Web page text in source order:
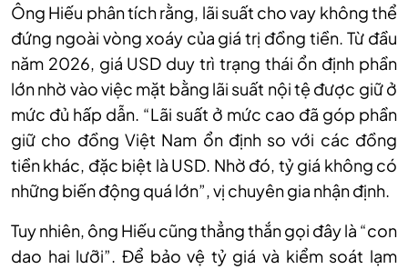
Ông Hiếu phân tích rằng, lãi suất cho vay không thể
đứng ngoài vòng xoáy của giá trị đồng tiền. Từ đầu
năm 2026, giá USD duy trì trạng thái ổn định phần
lớn nhờ vào việc mặt bằng lãi suất nội tệ được giữ ở
mức đủ hấp dẫn. “Lãi suất ở mức cao đã góp phần
giữ cho đồng Việt Nam ổn định so với các đồng
tiền khác, đặc biệt là USD. Nhờ đó, tỷ giá không có
những biến động quá lớn”, vị chuyên gia nhận định.
Tuy nhiên, ông Hiếu cũng thẳng thắn gọi đây là “con
dao hai lưỡi”. Để bảo vệ tỷ giá và kiểm soát lạm